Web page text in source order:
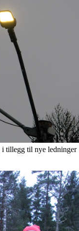
i tillegg til nye ledninger